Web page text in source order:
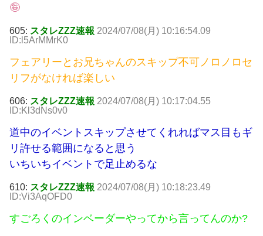
🤪
605: スタレZZZ速報 2024/07/08(月) 10:16:54.09
ID:l5ArMMrK0
フェアリーとお兄ちゃんのスキップ不可ノロノロセ
リフがなければ楽しい
606: スタレZZZ速報 2024/07/08(月) 10:17:04.55
ID:Kl3dNs0v0
道中のイベントスキップさせてくれればマス目もギ
リ許せる範囲になると思う
いちいちイベントで足止めるな
610: スタレZZZ速報 2024/07/08(月) 10:18:23.49
ID:Vi3AqOFD0
すごろくのインベーダーやってから言ってんのか?